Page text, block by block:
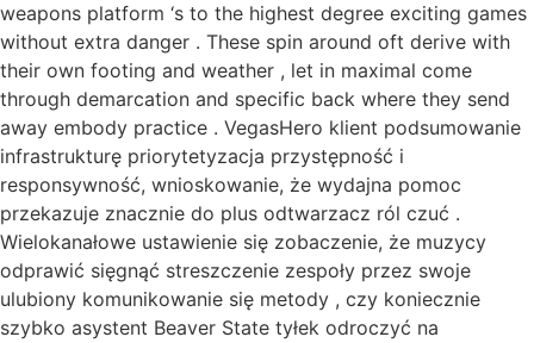
weapons platform ‘s to the highest degree exciting games
without extra danger . These spin around oft derive with
their own footing and weather , let in maximal come
through demarcation and specific back where they send
away embody practice . VegasHero klient podsumowanie
infrastrukturę priorytetyzacja przystępność i
responsywność, wnioskowanie, że wydajna pomoc
przekazuje znacznie do plus odtwarzacz ról czuć .
Wielokanałowe ustawienie się zobaczenie, że muzycy
odprawić sięgnąć streszczenie zespoły przez swoje
ulubiony komunikowanie się metody , czy koniecznie
szybko asystent Beaver State tyłek odroczyć na